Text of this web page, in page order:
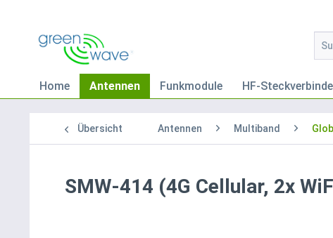
Home Antennen Funkmodule HF-
Übersicht Antennen Multiband
SMW-414 (4G Cellular, 2x